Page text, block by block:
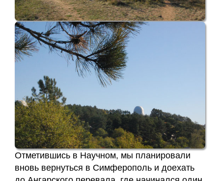
Отметившись в Научном, мы планировали
вновь вернуться в Симферополь и доехать